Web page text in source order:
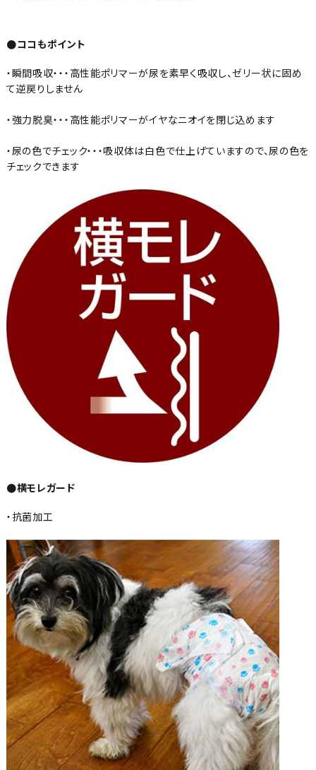
●ココもポイント
・瞬間吸収・・・高性能ポリマーが尿を素早く吸収し、ゼリー状に固め
て逆戻りしません
・強力脱臭・・・高性能ポリマーがイヤなニオイを閉じ込めます
・尿の色でチェック・・・吸収体は白色で仕上げていますので、尿の色を
チェックできます
●横モレガード
・抗菌加工